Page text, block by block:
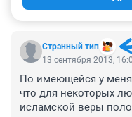
отношении нее
сексуального
Позже потерпевшая
Странный тип
13 сентября 2013,
По имеющейся у
что для некоторых
исламской веры